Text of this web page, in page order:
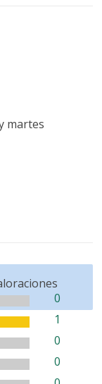
martes
0
1
0
0